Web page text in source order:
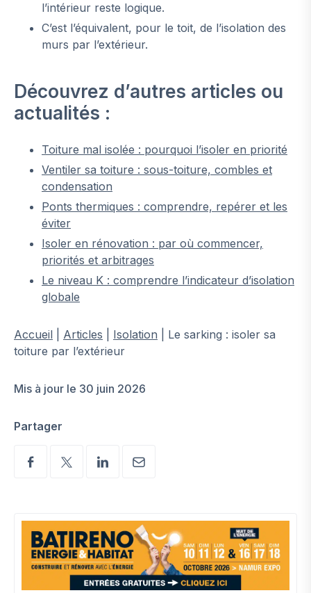
l’intérieur reste logique.
C’est l’équivalent, pour le toit, de l’isolation des
murs par l’extérieur.
Découvrez d’autres articles ou
actualités :
Toiture mal isolée : pourquoi l’isoler en priorité
Ventiler sa toiture : sous-toiture, combles et
condensation
Ponts thermiques : comprendre, repérer et les
éviter
Isoler en rénovation : par où commencer,
priorités et arbitrages
Le niveau K : comprendre l’indicateur d’isolation
globale
Accueil Articles Isolation
Le sarking : isoler sa
toiture par l’extérieur
Mis à jour le 30 juin 2026
Partager